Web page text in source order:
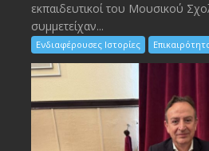
εκπαιδευτικοί του Μουσικού
συμμετείχαν...
Ενδιαφέρουσες Ιστορίες